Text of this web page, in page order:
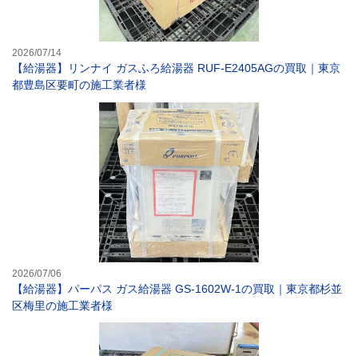
2026/07/14
【給湯器】リンナイ ガスふろ給湯器 RUF-E2405AGの買取｜東京
都豊島区要町の施工業者様
2026/07/06
【給湯器】パーパス ガス給湯器 GS-1602W-1の買取｜東京都杉並
区梅里の施工業者様